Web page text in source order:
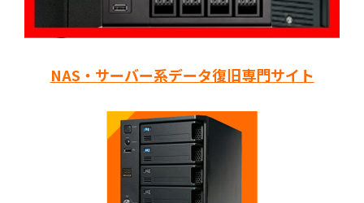
NAS・サーバー系データ復旧専門サイト